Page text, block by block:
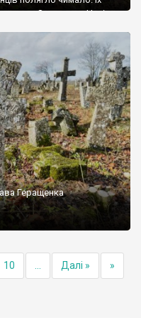
Замковим. Нині на
де епітафії стер […]
Геращенка
10 Далі » »